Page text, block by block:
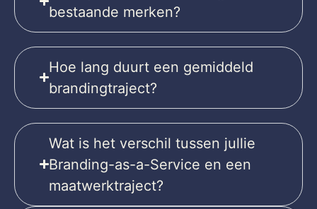
bestaande merken?
Hoe lang duurt een gemiddeld
brandingtraject?
Wat is het verschil tussen jullie
Branding-as-a-Service en een
maatwerktraject?